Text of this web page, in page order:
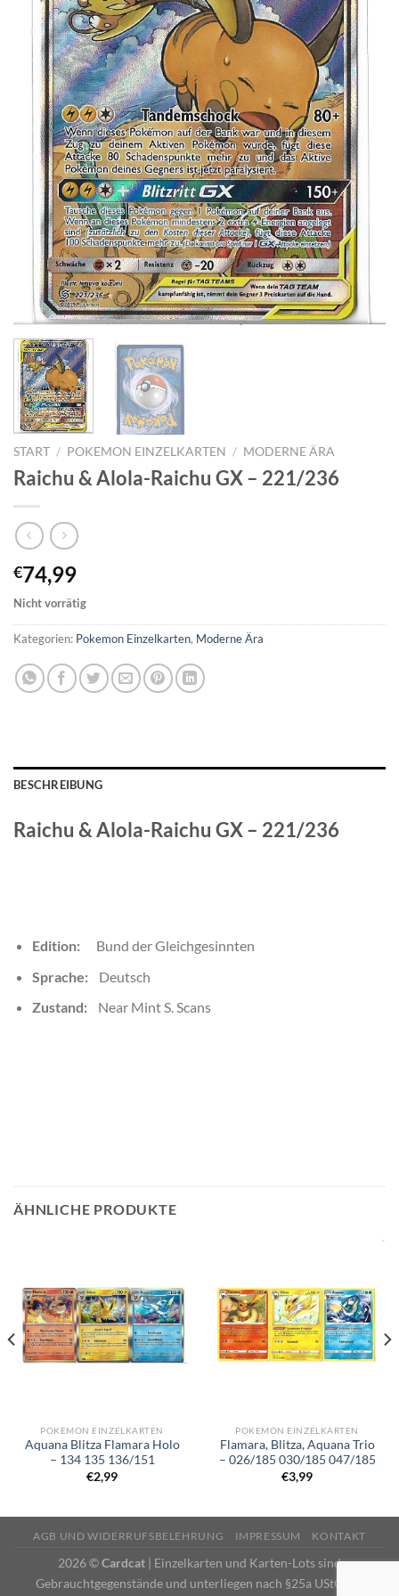
START / POKEMON EINZELKARTEN / MODERNE ÄRA
Raichu & Alola-Raichu GX – 221/236
€74,99
Nicht vorrätig
Kategorien: Pokemon Einzelkarten, Moderne Ära
BESCHREIBUNG
Raichu & Alola-Raichu GX – 221/236
Edition:Bund der Gleichgesinnten
Sprache:Deutsch
Zustand:Near Mint S. Scans
ÄHNLICHE PRODUKTE
POKEMON EINZELKARTEN
Aquana Blitza Flamara Holo
– 134 135 136/151
€2,99
POKEMON EINZELKARTEN
Flamara, Blitza, Aquana Trio
– 026/185 030/185 047/185
€3,99
AGB UND WIDERRUFSBELEHRUNG IMPRESSUM KONTAKT
2026 ©Cardcat | Einzelkarten und Karten-Lots sind
Gebrauchtgegenstände und unterliegen nach §25a UStG der